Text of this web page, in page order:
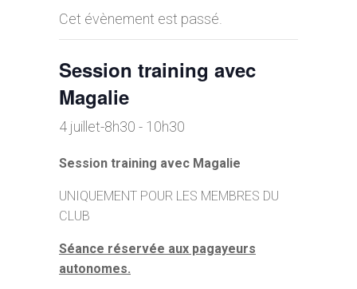
Cet évènement est passé.
Session training avec
Magalie
4 juillet-8h30 - 10h30
Session training avec Magalie
UNIQUEMENT POUR LES MEMBRES DU
CLUB
Séance réservée aux pagayeurs
autonomes.